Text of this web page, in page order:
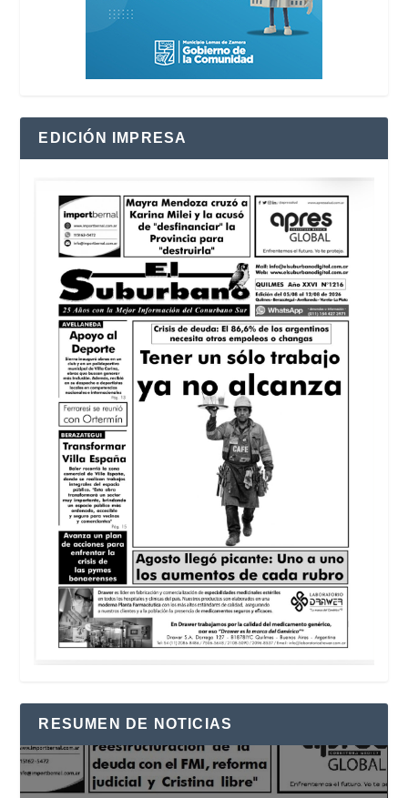
EDICIÓN IMPRESA
RESUMEN DE NOTICIAS
Reproductor
de
vídeo